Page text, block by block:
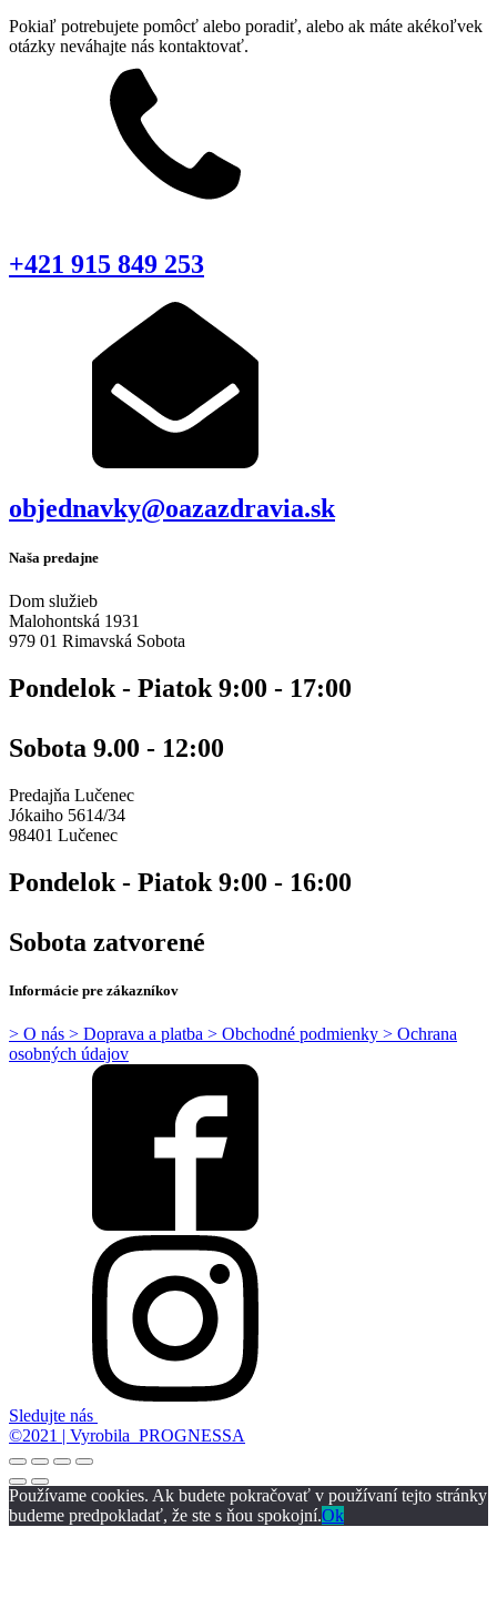
Pokiaľ potrebujete pomôcť alebo poradiť, alebo ak máte akékoľvek
otázky neváhajte nás kontaktovať.
+421 915 849 253
objednavky@oazazdravia.sk
Naša predajne
Dom služieb
Malohontská 1931
979 01 Rimavská Sobota
Pondelok - Piatok 9:00 - 17:00
Sobota 9.00 - 12:00
Predajňa Lučenec
Jókaiho 5614/34
98401 Lučenec
Pondelok - Piatok 9:00 - 16:00
Sobota zatvorené
Informácie pre zákazníkov
> O nás > Doprava a platba > Obchodné podmienky > Ochrana
osobných údajov
Sledujte nás
©2021 | Vyrobila PROGNESSA
Používame cookies. Ak budete pokračovať v používaní tejto stránky
budeme predpokladať, že ste s ňou spokojní.Ok